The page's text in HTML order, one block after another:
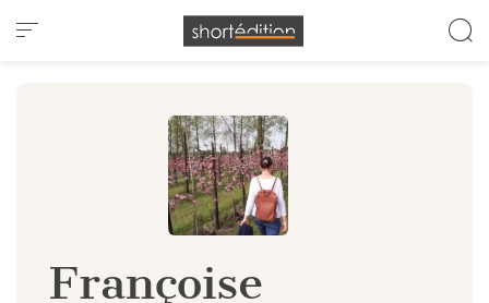
Cookies management panel
Françoise